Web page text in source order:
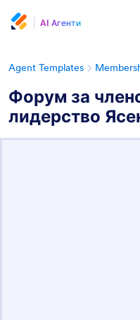
AI Агенти
Agent Templates
Форум за
лидерство